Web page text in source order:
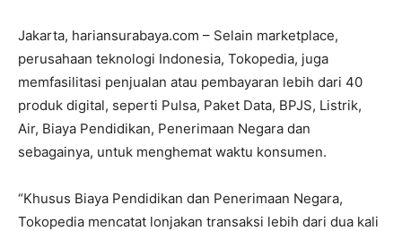
Jakarta, hariansurabaya.com – Selain marketplace,
perusahaan teknologi Indonesia, Tokopedia, juga
memfasilitasi penjualan atau pembayaran lebih dari 40
produk digital, seperti Pulsa, Paket Data, BPJS, Listrik,
Air, Biaya Pendidikan, Penerimaan Negara dan
sebagainya, untuk menghemat waktu konsumen.
“Khusus Biaya Pendidikan dan Penerimaan Negara,
Tokopedia mencatat lonjakan transaksi lebih dari dua kali